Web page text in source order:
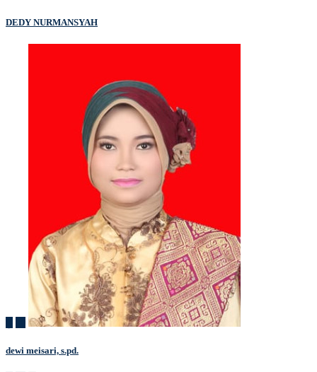
DEDY NURMANSYAH
dewi meisari, s.pd.